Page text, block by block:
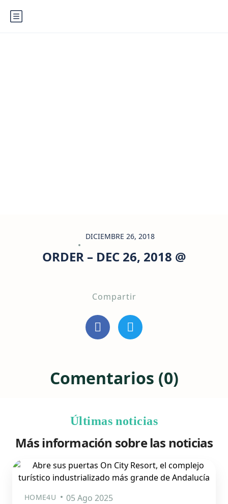
DICIEMBRE 26, 2018
ORDER – DEC 26, 2018 @
Compartir
Comentarios (0)
Últimas noticias
Más información sobre las noticias
HOME4U 05 Ago 2025